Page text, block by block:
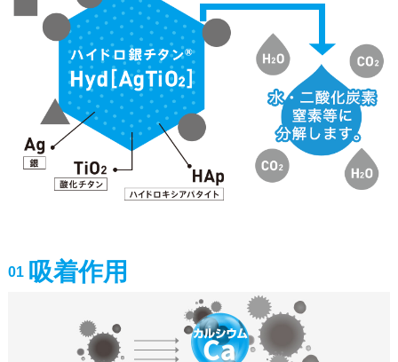
01 吸着作用